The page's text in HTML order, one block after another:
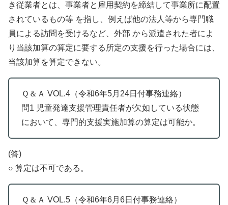
き従業者とは、事業者と雇用契約を締結して事業所に配置
されているもの等 を指し、例えば他の法人等から専門職
員による訪問を受けるなど、外部 から派遣された者によ
り当該加算の算定に要する所定の支援を行った場合には、
当該加算を算定できない。
Ｑ＆Ａ VOL.4（令和6年5月24日付事務連絡）
問1 児童発達支援管理責任者が欠如している状態
において、専門的支援実施加算の算定は可能か。
(答)
○ 算定は不可である。
Ｑ＆Ａ VOL.5（令和6年6月6日付事務連絡）